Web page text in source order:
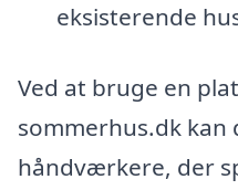
eksisterende
Ved at bruge en
sommerhus.dk kan
håndværkere, der